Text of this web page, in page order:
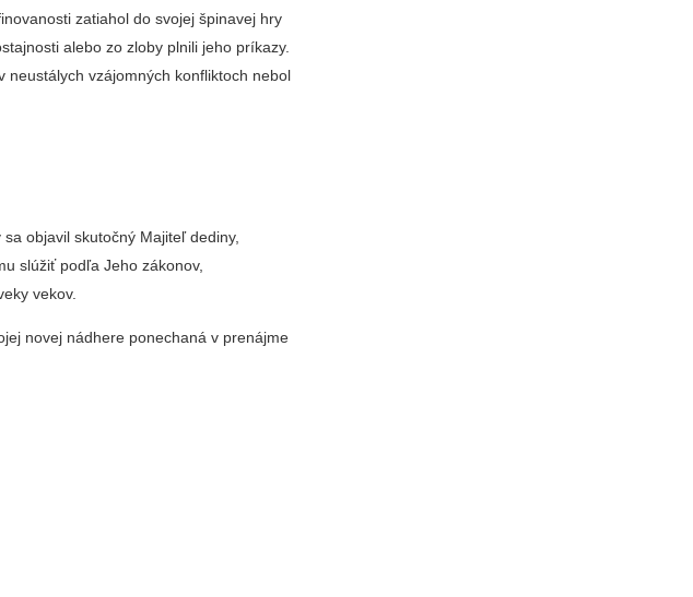
zatiahol do svojej špinavej hry
alebo zo zloby plnili jeho príkazy.
vzájomných konfliktoch nebol
objavil skutočný Majiteľ dediny,
slúžiť podľa Jeho zákonov,
vekov.
novej nádhere ponechaná v prenájme